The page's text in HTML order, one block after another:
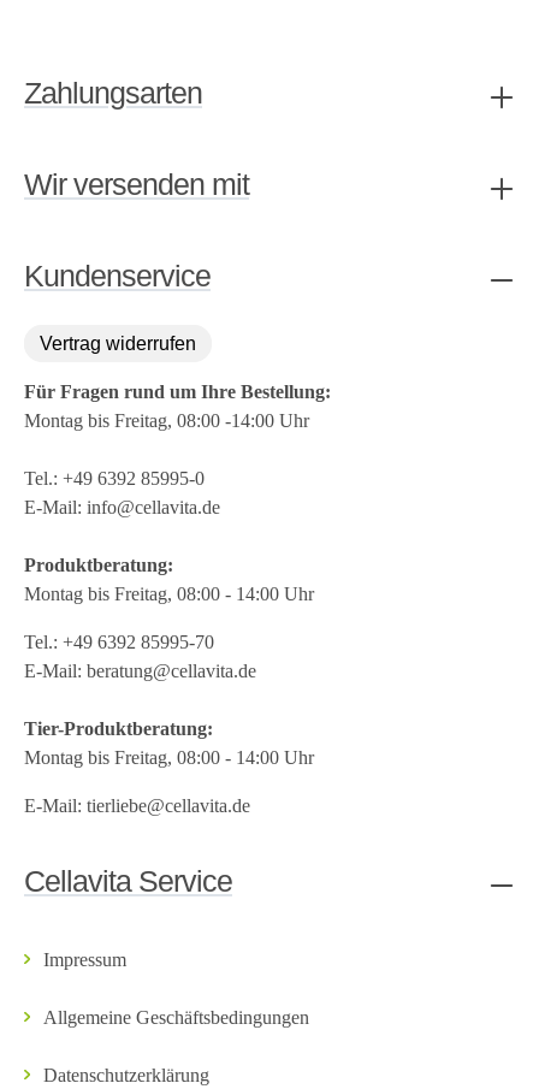
Zahlungsarten
Wir versenden mit
Kundenservice
Vertrag widerrufen
Für Fragen rund um Ihre Bestellung:
Montag bis Freitag, 08:00 -14:00 Uhr
Tel.: +49 6392 85995-0
E-Mail: info@cellavita.de
Produktberatung:
Montag bis Freitag, 08:00 - 14:00 Uhr
Tel.: +49 6392 85995-70
E-Mail: beratung@cellavita.de
Tier-Produktberatung:
Montag bis Freitag, 08:00 - 14:00 Uhr
E-Mail: tierliebe@cellavita.de
Cellavita Service
Impressum
Allgemeine Geschäftsbedingungen
Datenschutzerklärung